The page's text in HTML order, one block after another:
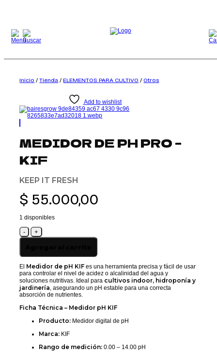
Inicio / Tienda / ELEMENTOS PARA CULTIVO / Otros
Add to wishlist
MEDIDOR DE PH PRO –
KIF
KEEP IT FRESH
$ 55.000,00
1 disponibles
MEDIDOR
DE
-
KIF
cantidad
El Medidor de pH KIF es una herramienta precisa y fácil de usar
para controlar el nivel de acidez o alcalinidad del agua y
soluciones nutritivas. Ideal para cultivos indoor, hidroponía y
jardinería, asegurando un pH estable para una correcta
absorción de nutrientes.
Ficha Técnica – Medidor pH KIF
Producto: Medidor digital de pH
Marca: KIF
Rango de medición: 0.00 – 14.00 pH